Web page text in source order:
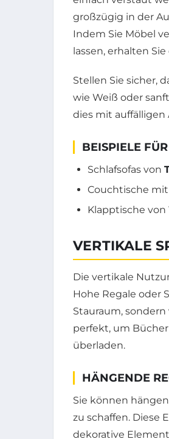
großzügig in der
Indem Sie Möbel
lassen, erhalten
Stellen Sie sicher,
wie Weiß oder
dies mit auffälligen
BEISPIELE
Schlafsofas von
Couchtische
Klapptische von
VERTIKALE
Die vertikale
Hohe Regale oder
Stauraum,
perfekt, um
überladen.
HÄNGENDE
Sie können
zu schaffen. Diese
dekorative